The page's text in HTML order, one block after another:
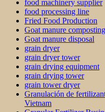
food machinery supplier
food processing line
Fried Food Production
Goat manure
Goat manure disposal
grain dryer
grain dryer tower
grain drying equipment
grain drying tower
grain tower dryer
Granulación de
Vietnam